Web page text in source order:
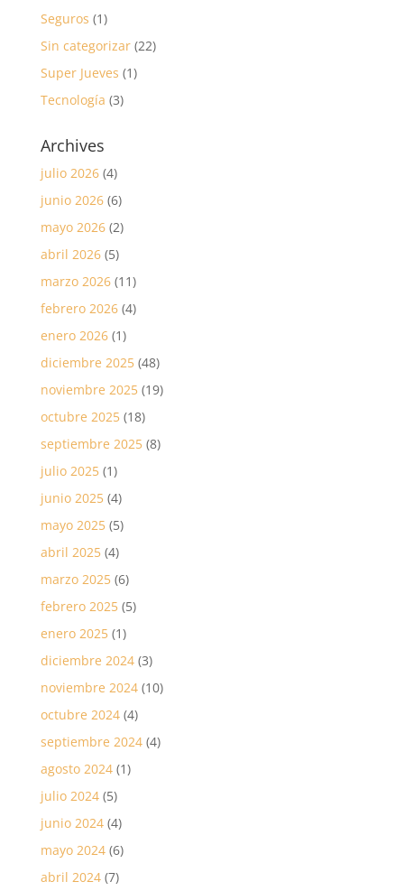
Seguros (1)
Sin categorizar(22)
Super Jueves (1)
Tecnología (3)
Archives
julio 2026(4)
junio 2026(6)
mayo 2026(2)
abril 2026(5)
marzo 2026(11)
febrero 2026(4)
enero 2026(1)
diciembre 2025(48)
noviembre 2025(19)
octubre 2025(18)
septiembre 2025(8)
julio 2025(1)
junio 2025(4)
mayo 2025(5)
abril 2025(4)
marzo 2025(6)
febrero 2025(5)
enero 2025(1)
diciembre 2024(3)
noviembre 2024(10)
octubre 2024(4)
septiembre 2024(4)
agosto 2024(1)
julio 2024(5)
junio 2024(4)
mayo 2024(6)
abril 2024(7)